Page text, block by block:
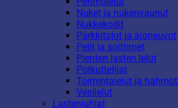
Nuket ja nukenvaunut
Nukkekodit
Parkkitalot ja ajoneuvot
Pelit ja soittimet
Pienten lasten lelut
Potkuttelijat
Toimintalelut ja hahmot
Vesilelut
Lastenjuhlat